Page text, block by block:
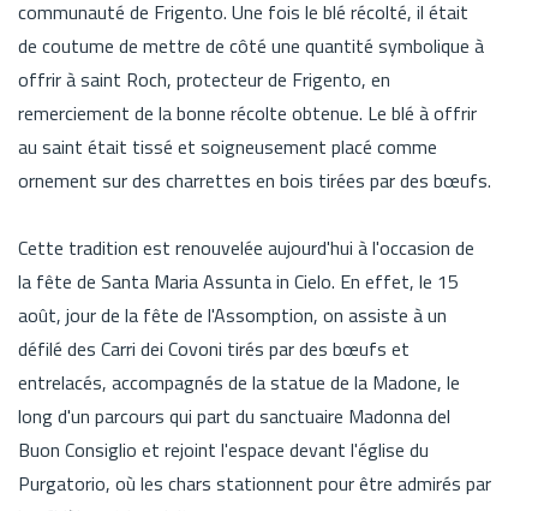
communauté de Frigento. Une fois le blé récolté, il était
de coutume de mettre de côté une quantité symbolique à
offrir à saint Roch, protecteur de Frigento, en
remerciement de la bonne récolte obtenue. Le blé à offrir
au saint était tissé et soigneusement placé comme
ornement sur des charrettes en bois tirées par des bœufs.
Cette tradition est renouvelée aujourd'hui à l'occasion de
la fête de Santa Maria Assunta in Cielo. En effet, le 15
août, jour de la fête de l'Assomption, on assiste à un
défilé des Carri dei Covoni tirés par des bœufs et
entrelacés, accompagnés de la statue de la Madone, le
long d'un parcours qui part du sanctuaire Madonna del
Buon Consiglio et rejoint l'espace devant l'église du
Purgatorio, où les chars stationnent pour être admirés par